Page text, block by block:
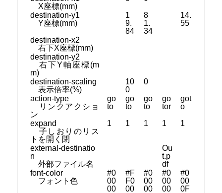
X座標(mm)
destination-y1
Y座標(mm)
1
9.
84
8
1.
34
14.
55
destination-x2
右下X座標(mm)
destination-y2
右下Y軸座標(m
m)
destination-scaling
表示倍率(%)
10
0
0
action-type
リンクアクショ
ン
go
to
go
to
go
to
go
tor
got
o
expand
子しおりのリス
トを開く閉
1 1 1 1 1
external-destinatio
n
外部ファイル名
Ou
t.p
df
font-color
フォント色
#0
00
00
#F
F0
00
#0
00
00
#0
00
00
#0
00
0F